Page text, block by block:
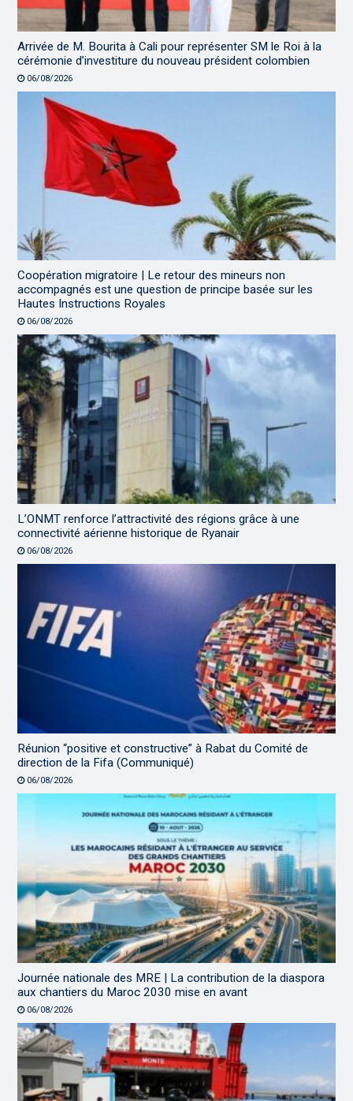
Arrivée de M. Bourita à Cali pour représenter SM le Roi à la
cérémonie d’investiture du nouveau président colombien
06/08/2026
Coopération migratoire | Le retour des mineurs non
accompagnés est une question de principe basée sur les
Hautes Instructions Royales
06/08/2026
L’ONMT renforce l’attractivité des régions grâce à une
connectivité aérienne historique de Ryanair
06/08/2026
Réunion “positive et constructive” à Rabat du Comité de
direction de la Fifa (Communiqué)
06/08/2026
Journée nationale des MRE | La contribution de la diaspora
aux chantiers du Maroc 2030 mise en avant
06/08/2026